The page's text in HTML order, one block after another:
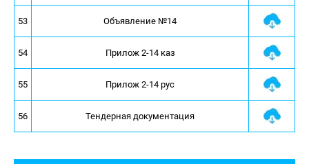
53 Объявление №14
54 Прилож 2-14 каз
55 Прилож 2-14 рус
56 Тендерная документация